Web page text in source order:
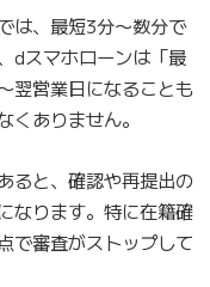
は、最短3分〜数分で
dスマホローンは「最
翌営業日になることも
くありません。
ると、確認や再提出の
なります。特に在籍確
で審査がストップして